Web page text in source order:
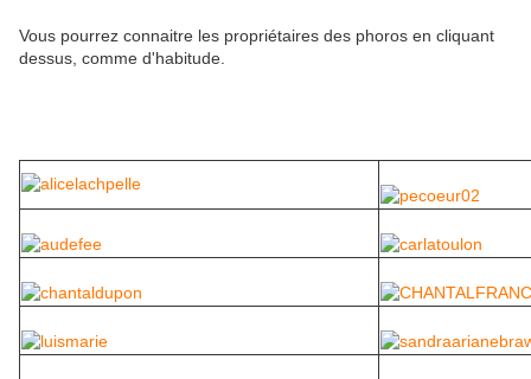
Vous pourrez connaitre les propriétaires des phoros en cliquant
dessus, comme d'habitude.